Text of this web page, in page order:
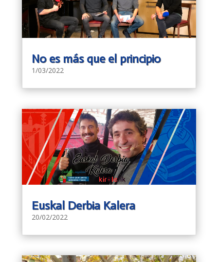
No es más que el principio
1/03/2022
Euskal Derbia Kalera
20/02/2022